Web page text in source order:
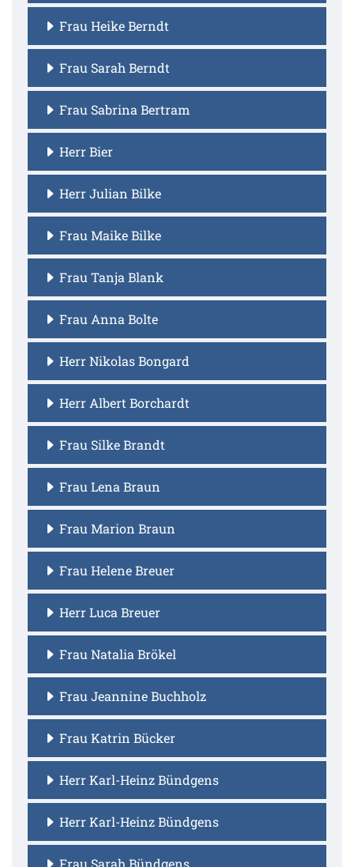
Frau Heike Berndt
Frau Sarah Berndt
Frau Sabrina Bertram
Herr Bier
Herr Julian Bilke
Frau Maike Bilke
Frau Tanja Blank
Frau Anna Bolte
Herr Nikolas Bongard
Herr Albert Borchardt
Frau Silke Brandt
Frau Lena Braun
Frau Marion Braun
Frau Helene Breuer
Herr Luca Breuer
Frau Natalia Brökel
Frau Jeannine Buchholz
Frau Katrin Bücker
Herr Karl-Heinz Bündgens
Herr Karl-Heinz Bündgens
Frau Sarah Bündgens